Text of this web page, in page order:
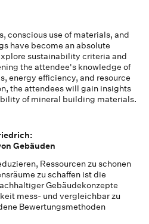
conscious use of materials, and
have become an absolute
sustainability criteria and
the attendee's knowledge of
energy efficiency, and resource
the attendees will gain insights
of mineral building materials.
Gebäuden
Ressourcen zu schonen
zu schaffen ist die
Gebäudekonzepte
mess- und vergleichbar zu
Bewertungsmethoden